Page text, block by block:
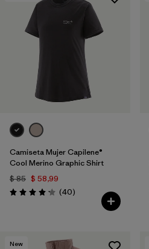
Camiseta Mujer Capilene®
Cool Merino Graphic Shirt
$ 85 $ 58,99
Valoración: 4.2 / 5
(40Comentarios
)
New